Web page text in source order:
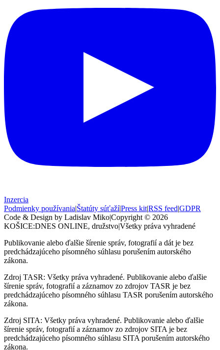
Inzercia
Podmienky používania|Štatúty súťaží|Press kit|RSS feed|GDPR
Code & Design by Ladislav Miko|Copyright © 2026
KOŠICE:DNES ONLINE, družstvo|Všetky práva vyhradené
Publikovanie alebo ďalšie šírenie správ, fotografií a dát je bez
predchádzajúceho písomného súhlasu porušením autorského
zákona.
Zdroj TASR: Všetky práva vyhradené. Publikovanie alebo ďalšie
šírenie správ, fotografií a záznamov zo zdrojov TASR je bez
predchádzajúceho písomného súhlasu TASR porušením autorského
zákona.
Zdroj SITA: Všetky práva vyhradené. Publikovanie alebo ďalšie
šírenie správ, fotografií a záznamov zo zdrojov SITA je bez
predchádzajúceho písomného súhlasu SITA porušením autorského
zákona.